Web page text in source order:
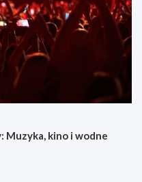
Muzyka, kino i wodne